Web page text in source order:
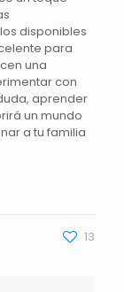
disponibles
para
una
con
aprender
un mundo
a tu familia
13